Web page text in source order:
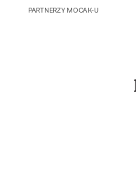
PARTNERZY MOCAK-U